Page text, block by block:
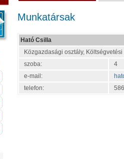
Munkatársak
Ható Csilla
Közgazdasági osztály, Költségvetési
szoba:
4
e-mail:
telefon: